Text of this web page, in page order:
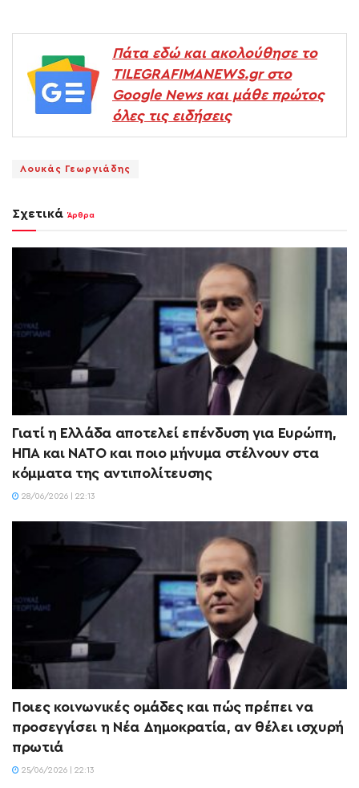
Πάτα εδώ και ακολούθησε το
TILEGRAFIMANEWS.gr στο
Google News και μάθε πρώτος
όλες τις ειδήσεις
Λουκάς Γεωργιάδης
Σχετικά Άρθρα
Γιατί η Ελλάδα αποτελεί επένδυση για Ευρώπη,
ΗΠΑ και ΝΑΤΟ και ποιο μήνυμα στέλνουν στα
κόμματα της αντιπολίτευσης
28/06/2026 | 22:13
Ποιες κοινωνικές ομάδες και πώς πρέπει να
προσεγγίσει η Νέα Δημοκρατία, αν θέλει ισχυρή
πρωτιά
25/06/2026 | 22:13